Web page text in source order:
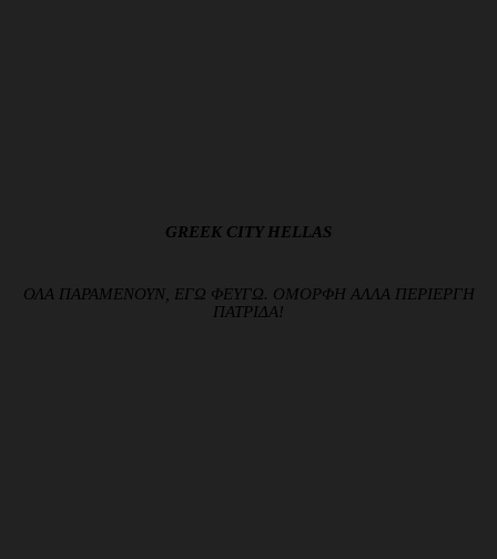
GREEK CITY HELLAS
ΟΛΑ ΠΑΡΑΜΕΝΟΥΝ, ΕΓΩ ΦΕΥΓΩ. ΟΜΟΡΦΗ ΑΛΛΑ ΠΕΡΙΕΡΓΗ
ΠΑΤΡΙΔΑ!